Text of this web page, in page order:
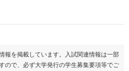
報を掲載しています。入試関連情報は一部
ので、必ず大学発行の学生募集要項等でご